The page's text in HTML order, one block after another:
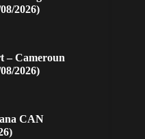
2026)
– Cameroun
2026)
CAN